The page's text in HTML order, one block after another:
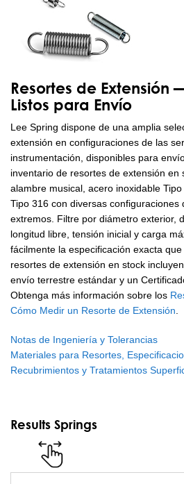
Resortes de Extensión
Listos para Envío
Lee Spring dispone de una amplia
extensión en configuraciones de las
instrumentación, disponibles para
inventario de resortes de extensión en
alambre musical, acero inoxidable
Tipo 316 con diversas configuraciones
extremos. Filtre por diámetro exterior,
longitud libre, tensión inicial y carga
fácilmente la especificación exacta
resortes de extensión en stock
envío terrestre estándar y un
Obtenga más información sobre los
Cómo Medir un Resorte de Extensión
Notas de Ingeniería y Tolerancias
Materiales para Resortes,
Recubrimientos y Tratamientos
Results Springs